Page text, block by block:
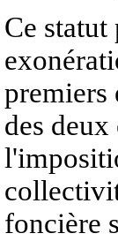
Ce statut
premiers
des
foncière